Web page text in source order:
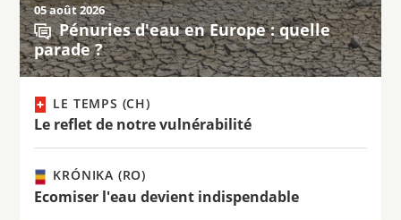
05 août 2026
Pénuries d'eau en Europe : quelle
parade ?
LE TEMPS (CH)
Le reflet de notre vulnérabilité
KRÓNIKA (RO)
Ecomiser l'eau devient indispendable